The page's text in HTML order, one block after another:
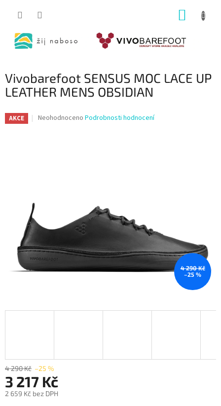
Vivobarefoot SENSUS MOC LACE UP
LEATHER MENS OBSIDIAN
AKCE
Průměrné
Neohodnoceno Podrobnosti hodnocení
4 290 Kč
–25 %
4 290 Kč –25 %
3 217 Kč
2 659 Kč bez DPH